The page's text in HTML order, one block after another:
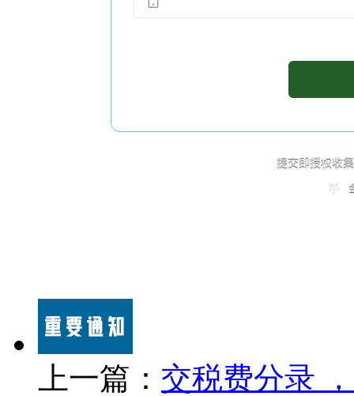
上一篇： 交税费分录